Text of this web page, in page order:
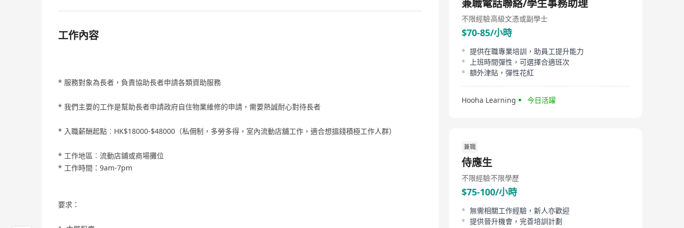
工作內容
* 服務對象為長者，負責協助長者申請各類資助服務
* 我們主要的工作是幫助長者申請政府自住物業維修的申請，需要熱誠耐心對待長者
* 入職薪酬起點︰HK$18000-$48000（私佣制，多勞多得，室內流動店舖工作，適合想搵錢積極工作人群）
* 工作地區︰流動店鋪或商場攤位
* 工作時間：9am-7pm
要求：
兼職電話聯絡/學生事務助理
不限經驗高級文憑或副學士
$70-85/小時
提供在職專業培訓，助員工提升能力
上班時間彈性，可選擇合適班次
額外津貼，彈性花紅
Hooha Learning 今日活躍
兼職
侍應生
不限經驗不限學歷
$75-100/小時
無需相關工作經驗，新人亦歡迎
提供晉升機會，完善培訓計劃